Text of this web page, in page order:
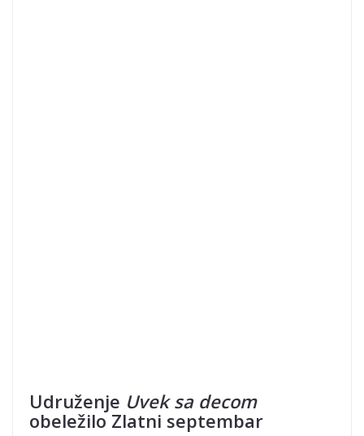
Udruženje Uvek sa decom
obeležilo Zlatni septembar